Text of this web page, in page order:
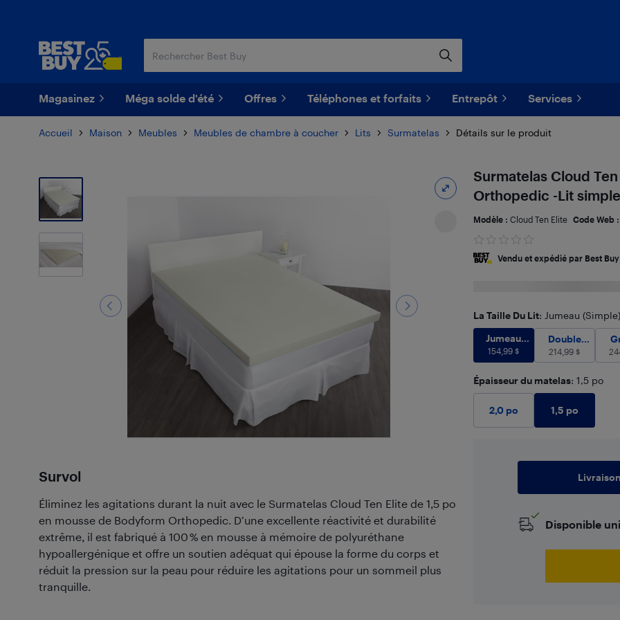
Magasinez Méga solde d'été Offres Téléphones et forfaits Entrepôt Services
Accueil Maison Meubles Meubles de chambre à coucher Lits Surmatelas Détails sur le produit
Survol
Éliminez les agitations durant la nuit avec le Surmatelas Cloud Ten Elite de 1,5 po
en mousse de Bodyform Orthopedic. D’une excellente réactivité et durabilité
extrême, il est fabriqué à 100 % en mousse à mémoire de polyuréthane
hypoallergénique et offre un soutien adéquat qui épouse la forme du corps et
réduit la pression sur la peau pour réduire les agitations pour un sommeil plus
tranquille.
Surmatelas Cloud
Orthopedic -Lit
Modèle : Cloud Ten Elite Code Web :
Vendu et expédié par Best Buy
La Taille Du Lit: Jumeau (Simple)
Jumeau (Simple)
154,99
Jumeau
(Simple)
154,99 $
Double
Double
(Pleine
grandeur)
214,99 $
Épaisseur du matelas: 1,5 po
2,0 po 1,5 po
Livraison
Disponible